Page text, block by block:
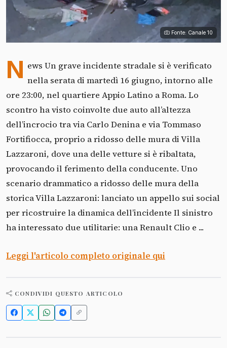
Fonte: Canale 10
N ews Un grave incidente stradale si è verificato
nella serata di martedì 16 giugno, intorno alle
ore 23:00, nel quartiere Appio Latino a Roma. Lo
scontro ha visto coinvolte due auto all’altezza
dell’incrocio tra via Carlo Denina e via Tommaso
Fortifiocca, proprio a ridosso delle mura di Villa
Lazzaroni, dove una delle vetture si è ribaltata,
provocando il ferimento della conducente. Uno
scenario drammatico a ridosso delle mura della
storica Villa Lazzaroni: lanciato un appello sui social
per ricostruire la dinamica dell’incidente Il sinistro
ha interessato due utilitarie: una Renault Clio e ...
Leggi l'articolo completo originale qui
CONDIVIDI QUESTO ARTICOLO